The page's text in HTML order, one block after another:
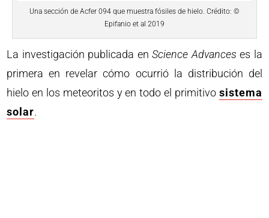
Una sección de Acfer 094 que muestra fósiles de hielo. Crédito: ©
Epifanio et al 2019
La investigación publicada enScience Advances es la
primera en revelar cómo ocurrió la distribución del
hielo en los meteoritos y en todo el primitivo sistema
solar.